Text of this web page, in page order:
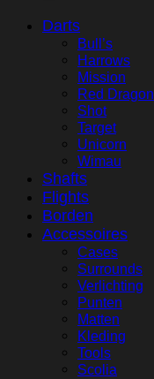
Darts
Bull’s
Harrows
Mission
Red Dragon
Shot
Target
Unicorn
Wimau
Shafts
Flights
Borden
Accessoires
Cases
Surrounds
Verlichting
Punten
Matten
Kleding
Tools
Scolia